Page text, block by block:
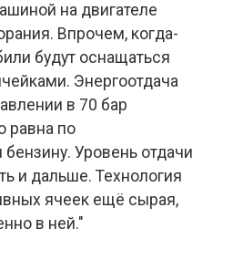
на двигателе
Впрочем, когда-
будут оснащаться
Энергоотдача
в 70 бар
равна по
Уровень отдачи
и дальше. Технология
ячеек ещё сырая,
в ней."